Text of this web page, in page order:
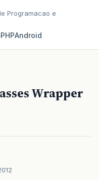
Programacao e
PHPAndroid
Wrapper